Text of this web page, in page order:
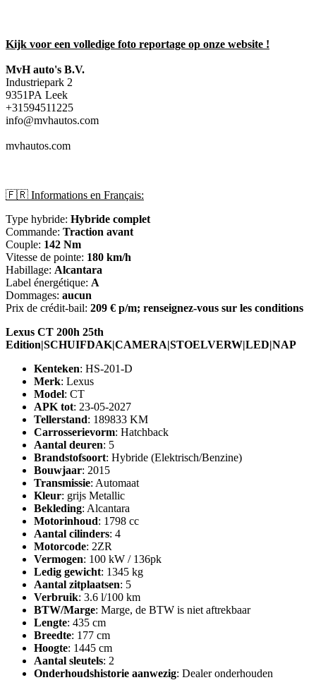
Kijk voor een volledige foto reportage op onze website !
MvH auto's B.V.
Industriepark 2
9351PA Leek
+31594511225
info@mvhautos.com
mvhautos.com
🇫🇷 Informations en Français:
Type hybride: Hybride complet
Commande: Traction avant
Couple: 142 Nm
Vitesse de pointe: 180 km/h
Habillage: Alcantara
Label énergétique: A
Dommages: aucun
Prix de crédit-bail: 209 € p/m; renseignez-vous sur les conditions
Lexus CT 200h 25th
Edition|SCHUIFDAK|CAMERA|STOELVERW|LED|NAP
Kenteken: HS-201-D
Merk: Lexus
Model: CT
APK tot: 23-05-2027
Tellerstand: 189833 KM
Carrosserievorm: Hatchback
Aantal deuren: 5
Brandstofsoort: Hybride (Elektrisch/Benzine)
Bouwjaar: 2015
Transmissie: Automaat
Kleur: grijs Metallic
Bekleding: Alcantara
Motorinhoud: 1798 cc
Aantal cilinders: 4
Motorcode: 2ZR
Vermogen: 100 kW / 136pk
Ledig gewicht: 1345 kg
Aantal zitplaatsen: 5
Verbruik: 3.6 l/100 km
BTW/Marge: Marge, de BTW is niet aftrekbaar
Lengte: 435 cm
Breedte: 177 cm
Hoogte: 1445 cm
Aantal sleutels: 2
Onderhoudshistorie aanwezig: Dealer onderhouden